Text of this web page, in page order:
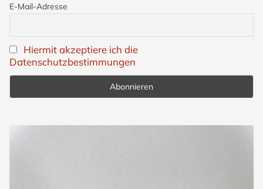
E-Mail-Adresse
Hiermit akzeptiere ich die
Datenschutzbestimmungen